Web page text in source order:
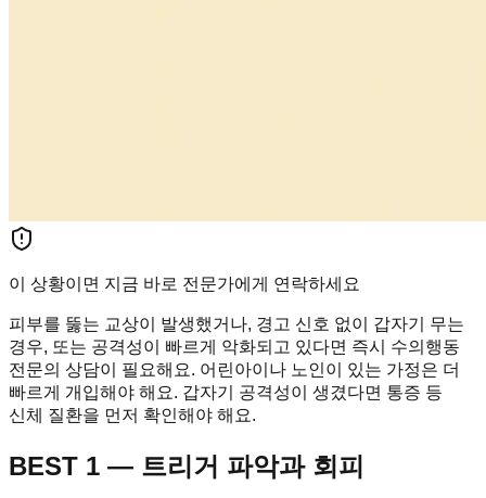
이 상황이면 지금 바로 전문가에게 연락하세요
피부를 뚫는 교상이 발생했거나, 경고 신호 없이 갑자기 무는
경우, 또는 공격성이 빠르게 악화되고 있다면 즉시 수의행동
전문의 상담이 필요해요. 어린아이나 노인이 있는 가정은 더
빠르게 개입해야 해요. 갑자기 공격성이 생겼다면 통증 등
신체 질환을 먼저 확인해야 해요.
BEST 1 — 트리거 파악과 회피